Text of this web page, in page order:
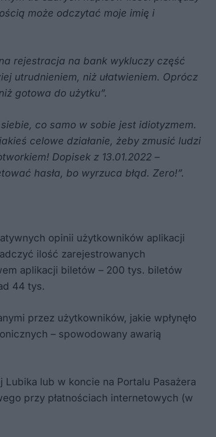
może odczytać moje imię i
rejestracja na bank wykluczy część
utrudnieniem, niż ułatwieniem. Oprócz
gotowa do użytku”.
co samo w sobie jest idiotyzmem.
celowe działanie, żeby zmusić ludzi
Dopisek z 13.01.2022 –
hasła, bo wyrzuca błąd. Zero!”.
opinii użytkowników aplikacji
ilość zarejestrowanych
aplikacji biletów – 200 tys. biletów
44 tys.
przez użytkowników, jakie wpłynęło
– spowodowany awarią
lub w koncie na Portalu Pasażera
przy płatnościach internetowych (w